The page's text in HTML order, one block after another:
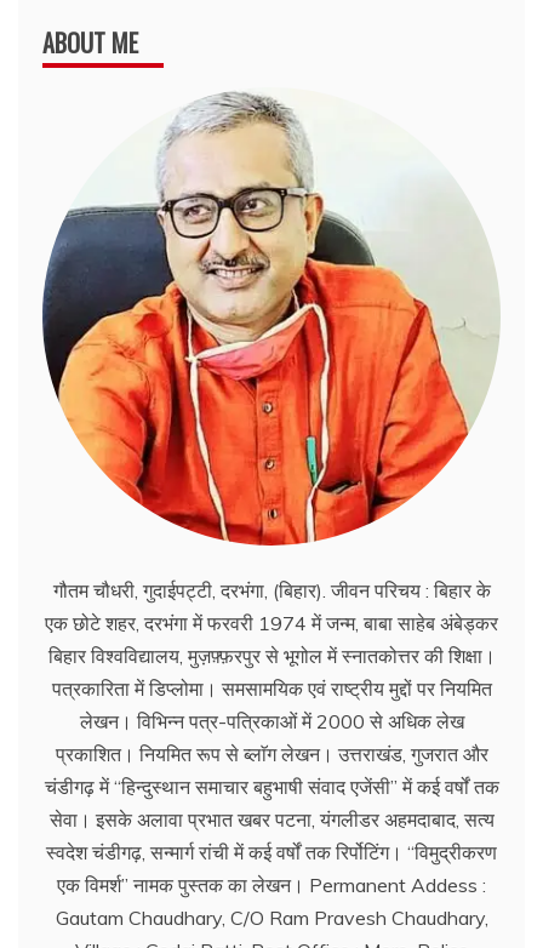
ABOUT ME
गौतम चौधरी, गुदाईपट्टी, दरभंगा, (बिहार). जीवन परिचय : बिहार के
एक छोटे शहर, दरभंगा में फरवरी 1974 में जन्म, बाबा साहेब अंबेड्कर
बिहार विश्वविद्यालय, मुज़फ़्फ़रपुर से भूगोल में स्नातकोत्तर की शिक्षा।
पत्रकारिता में डिप्लोमा। समसामयिक एवं राष्ट्रीय मुद्दों पर नियमित
लेखन। विभिन्न पत्र-पत्रिकाओं में 2000 से अधिक लेख
प्रकाशित। नियमित रूप से ब्लाॅग लेखन। उत्तराखंड, गुजरात और
चंडीगढ़ में ‘‘हिन्दुस्थान समाचार बहुभाषी संवाद एजेंसी’’ में कई वर्षों तक
सेवा। इसके अलावा प्रभात खबर पटना, यंगलीडर अहमदाबाद, सत्य
स्वदेश चंडीगढ़, सन्मार्ग रांची में कई वर्षों तक रिर्पोटिंग। ‘‘विमुद्रीकरण
एक विमर्श’’ नामक पुस्तक का लेखन। Permanent Addess :
Gautam Chaudhary, C/O Ram Pravesh Chaudhary,